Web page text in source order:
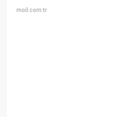
moil.com.tr